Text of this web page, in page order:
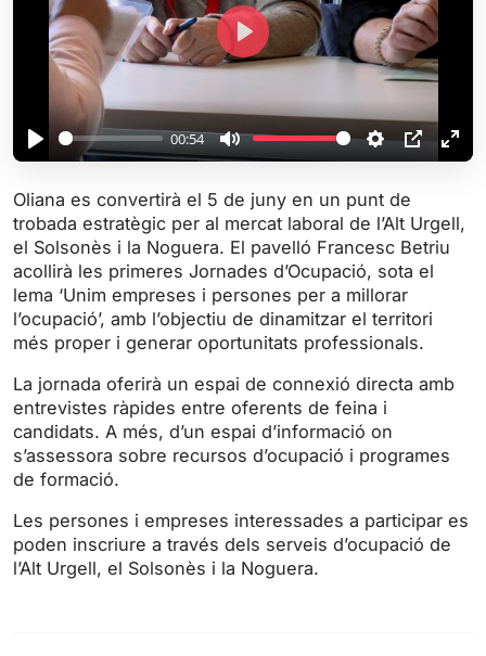
P
a
y
00:54
M
u
t
e
S
t
t
i
n
g
s
P
P
E
t
l
e
P
a
y
Oliana es convertirà el 5 de juny en un punt de
trobada estratègic per al mercat laboral de l’Alt Urgell,
el Solsonès i la Noguera. El pavelló Francesc Betriu
acollirà les primeres Jornades d’Ocupació, sota el
lema ‘Unim empreses i persones per a millorar
l’ocupació’, amb l’objectiu de dinamitzar el territori
més proper i generar oportunitats professionals.
La jornada oferirà un espai de connexió directa amb
entrevistes ràpides entre oferents de feina i
candidats. A més, d’un espai d’informació on
s’assessora sobre recursos d’ocupació i programes
de formació.
Les persones i empreses interessades a participar es
poden inscriure a través dels serveis d’ocupació de
l’Alt Urgell, el Solsonès i la Noguera.